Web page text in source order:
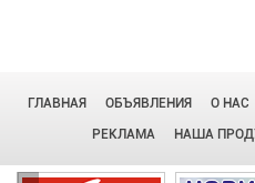
ГЛАВНАЯ ОБЪЯВЛЕНИЯ О НАС
РЕКЛАМА
НАША